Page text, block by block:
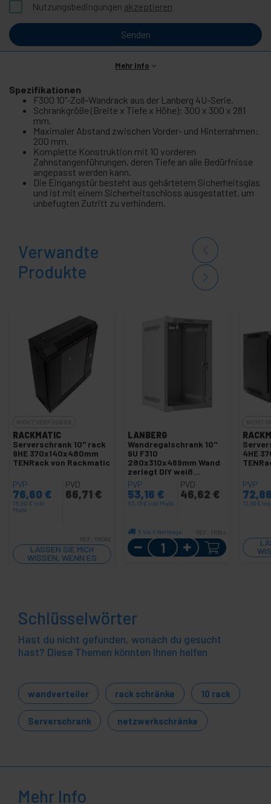
Nutzungsbedingungen akzeptieren
Senden
Mehr Info
Spezifikationen
F300 10"-Zoll-Wandrack aus der Lanberg 4U-Serie.
Schrankgröße (Breite x Tiefe x Höhe): 300 x 300 x 281
mm.
Maximaler Abstand zwischen Vorder- und Hinterrahmen:
200 mm.
Komplette Konstruktion mit 10 vorderen
Zahnstangenführungen, deren Tiefe an alle Bedürfnisse
angepasst werden kann.
Die Eingangstür besteht aus gehärtetem Sicherheitsglas
und ist mit einem Sicherheitsschloss ausgestattet, um
unbefugten Zutritt zu verhindern.
Verwandte
Produkte
RACKMATIC
Serverschrank 10'' rack
9HE 370x140x480mm
TENRack von Rackmatic
PVP
76,60 €
76,60 € inkl
MwSt
PVD
66,71 €
REF: TR082
LASSEN SIE MICH
WISSEN, WENN ES
LAGER GIBT
LANBERG
Wandregalschrank 10"
9U F310
280x310x469mm Wand
zerlegt DIY weiß
Lanberg
PVP
53,16 €
53,16 € inkl MwSt
PVD
46,62 €
5 bis 6 Werktage REF: TR194
Menge
4HE
PVP
72,86 €
Schlüsselwörter
Hast du nicht gefunden, wonach du gesucht
hast? Diese Themen könnten Ihnen helfen
wandverteiler rack schränke 10 rack
Serverschrank netzwerkschränke
Mehr Info